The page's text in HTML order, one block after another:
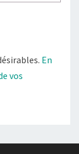
En
vos